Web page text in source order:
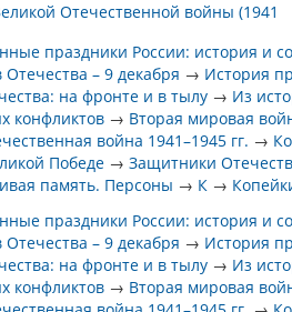
Отечественной войны (1941
праздники России: история и
– 9 декабря → История
на фронте и в тылу → Из
конфликтов → Вторая мировая
война 1941–1945 гг. →
Победе →Защитники
память. Персоны → К →
праздники России: история и
– 9 декабря → История
на фронте и в тылу → Из
конфликтов → Вторая мировая